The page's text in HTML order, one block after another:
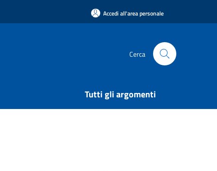
Accedi all'area personale
Cerca
Tutti gli argomenti